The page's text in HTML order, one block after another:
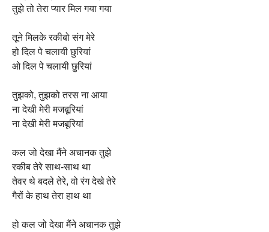
तुझे तो तेरा प्यार मिल गया गया
तूने मिलके रकीबो संग मेरे
हो दिल पे चलायी छुरियां
ओ दिल पे चलायी छुरियां
तुझको, तुझको तरस ना आया
ना देखी मेरी मजबूरियां
ना देखी मेरी मजबूरियां
कल जो देखा मैंने अचानक तुझे
रकीब तेरे साथ-साथ था
तेवर थे बदले तेरे, वो रंग देखे तेरे
गैरों के हाथ तेरा हाथ था
हो कल जो देखा मैंने अचानक तुझे